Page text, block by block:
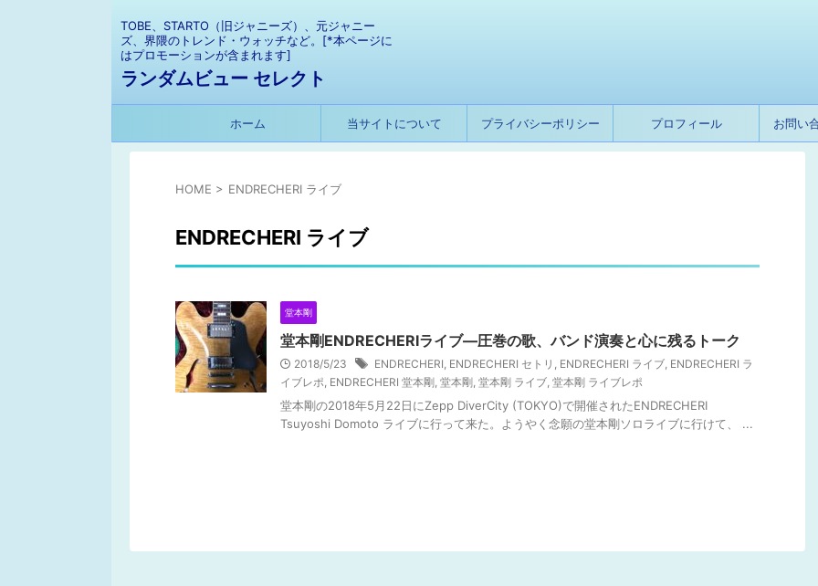
TOBE、STARTO（旧ジャニーズ）、元ジャニー
ズ、界隈のトレンド・ウォッチなど。[*本ページに
はプロモーションが含まれます]
ランダムビュー セレクト
ホーム 当サイトについて プライバシーポリシー プロフィール お問い
HOME > ENDRECHERI ライブ
ENDRECHERI ライブ
堂本剛
堂本剛ENDRECHERIライブ―圧巻の歌、バンド演奏と心に残るトーク
2018/5/23 ENDRECHERI, ENDRECHERI セトリ , ENDRECHERI ライブ, ENDRECHERI ラ
イブレポ, ENDRECHERI 堂本剛, 堂本剛, 堂本剛 ライブ, 堂本剛 ライブレポ
堂本剛の2018年5月22日にZepp DiverCity (TOKYO)で開催されたENDRECHERI
Tsuyoshi Domoto ライブに行って来た。ようやく念願の堂本剛ソロライブに行けて、 ...